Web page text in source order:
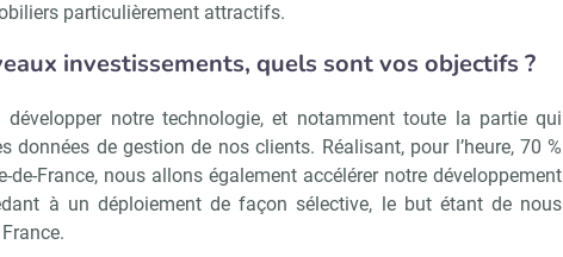
particulièrement attractifs.
investissements, quels sont vos objectifs ?
développer notre technologie, et notamment toute la partie qui
données de gestion de nos clients. Réalisant, pour l’heure, 70 %
de-France, nous allons également accélérer notre développement
à un déploiement de façon sélective, le but étant de nous